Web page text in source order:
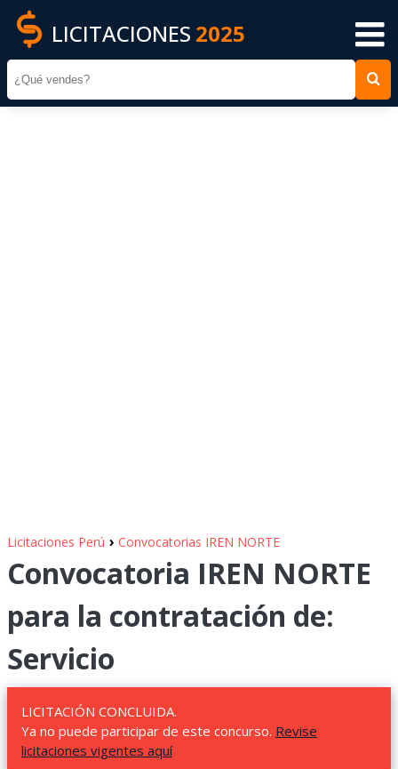
LICITACIONES 2025
Licitaciones Perú › Convocatorias IREN NORTE
Convocatoria IREN NORTE
para la contratación de:
Servicio
LICITACIÓN CONCLUIDA.
Ya no puede participar de este concurso. Revise
licitaciones vigentes aquí